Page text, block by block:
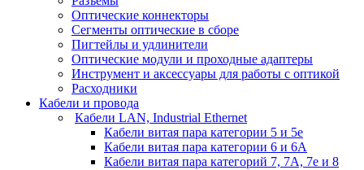
Оптические коннекторы
Сегменты оптические в сборе
Пигтейлы и удлинители
Оптические модули и проходные адаптеры
Инструмент и аксессуары для работы с оптикой
Расходники
Кабели и провода
Кабели LAN, Industrial Ethernet
Кабели витая пара категории 5 и 5е
Кабели витая пара категории 6 и 6A
Кабели витая пара категорий 7, 7А, 7е и 8